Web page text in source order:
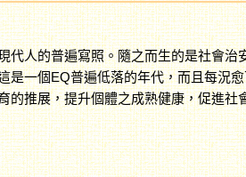
人的普遍寫照。隨之而生的是社會治
一個EQ普遍低落的年代，而且每況
推展，提升個體之成熟健康，促進社